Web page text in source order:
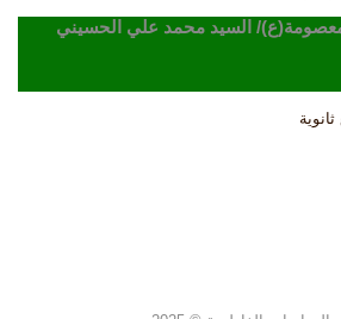
السيد محمد علي الحسيني